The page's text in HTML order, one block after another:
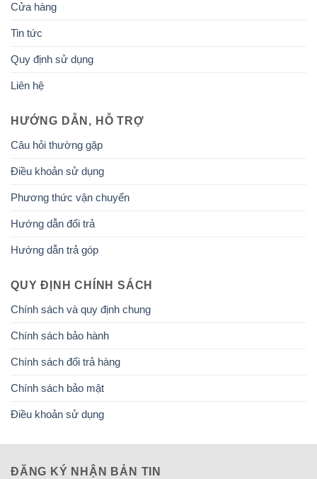
Cửa hàng
Tin tức
Quy định sử dụng
Liên hệ
HƯỚNG DẪN, HỖ TRỢ
Câu hỏi thường gặp
Điều khoản sử dụng
Phương thức vận chuyển
Hướng dẫn đổi trả
Hướng dẫn trả góp
QUY ĐỊNH CHÍNH SÁCH
Chính sách và quy định chung
Chính sách bảo hành
Chính sách đổi trả hàng
Chính sách bảo mật
Điều khoản sử dụng
ĐĂNG KÝ NHẬN BẢN TIN